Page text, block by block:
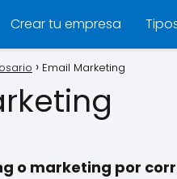
Crear tu empresa
Email Marketing
o marketing por